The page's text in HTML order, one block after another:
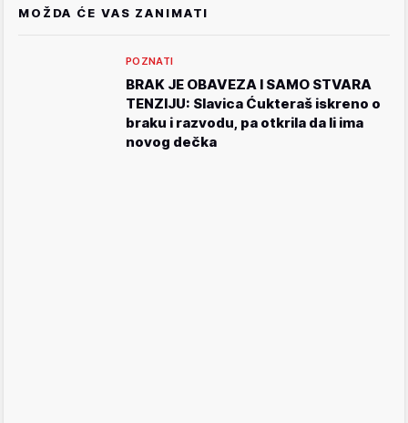
MOŽDA ĆE VAS ZANIMATI
POZNATI
BRAK JE OBAVEZA I SAMO STVARA
TENZIJU: Slavica Ćukteraš iskreno o
braku i razvodu, pa otkrila da li ima
novog dečka